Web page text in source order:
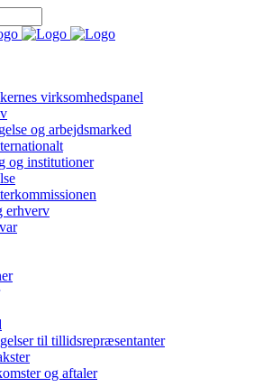
virksomhedspanel
og arbejdsmarked
og institutioner
erhverv
til tillidsrepræsentanter
og aftaler